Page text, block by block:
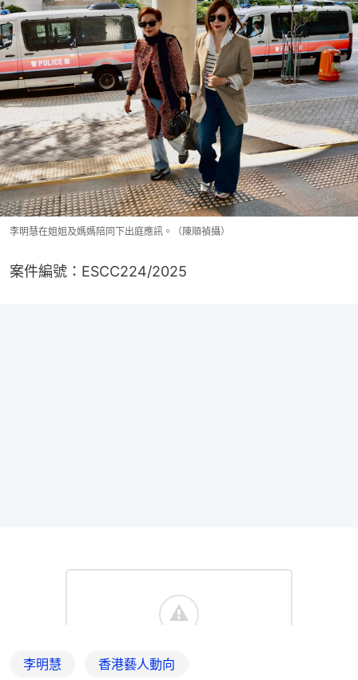
李明慧在姐姐及媽媽陪同下出庭應訊。（陳順禎攝）
案件編號：ESCC224/2025
李明慧 香港藝人動向